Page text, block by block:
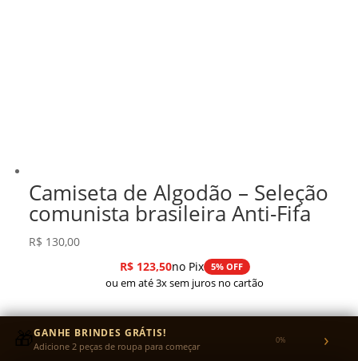
Camiseta de Algodão – Seleção
comunista brasileira Anti-Fifa
R$ 130,00
R$123,50no Pix 5% OFF
ou em até 3x sem juros no cartão
🎁GANHE BRINDES GRÁTIS!
Adicione 2 peças de roupa para começar 0% ›